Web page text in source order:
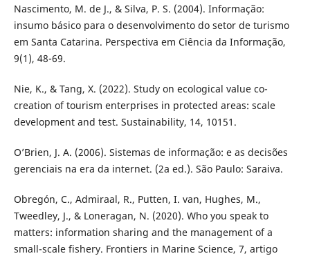
Nascimento, M. de J., & Silva, P. S. (2004). Informação:
insumo básico para o desenvolvimento do setor de turismo
em Santa Catarina. Perspectiva em Ciência da Informação,
9(1), 48-69.
Nie, K., & Tang, X. (2022). Study on ecological value co-
creation of tourism enterprises in protected areas: scale
development and test. Sustainability, 14, 10151.
O’Brien, J. A. (2006). Sistemas de informação: e as decisões
gerenciais na era da internet. (2a ed.). São Paulo: Saraiva.
Obregón, C., Admiraal, R., Putten, I. van, Hughes, M.,
Tweedley, J., & Loneragan, N. (2020). Who you speak to
matters: information sharing and the management of a
small-scale fishery. Frontiers in Marine Science, 7, artigo